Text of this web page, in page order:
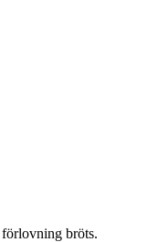
förlovning bröts.